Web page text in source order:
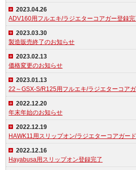
2023.04.26
ADV160用フルエキ/ラジエターコアガー登録完
2023.03.30
製造販売終了のお知らせ
2023.02.13
価格変更のお知らせ
2023.01.13
22～GSX-S/R125用フルエキ/ラジエターコア
2022.12.20
年末年始のお知らせ
2022.12.19
HAWK11用スリップオン/ラジエターコアガー
2022.12.16
Hayabusa用スリップオン登録完了